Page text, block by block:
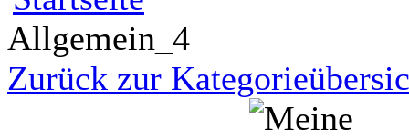
Allgemein_4
Zurück zur